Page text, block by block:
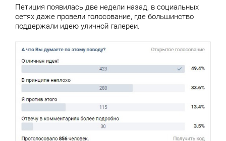
Петиция появилась две недели назад, в социальных
сетях даже провели голосование, где большинство
поддержали идею уличной галереи.